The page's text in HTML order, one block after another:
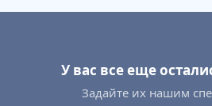
У вас все еще
Задайте их нашим